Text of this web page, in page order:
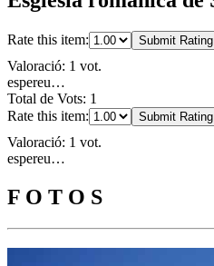
Rate this item: Submit Rating
Valoració: 1 vot.
espereu…
Total de Vots: 1
Rate this item:
Submit Rating
Valoració: 1 vot.
espereu…
F O T O S